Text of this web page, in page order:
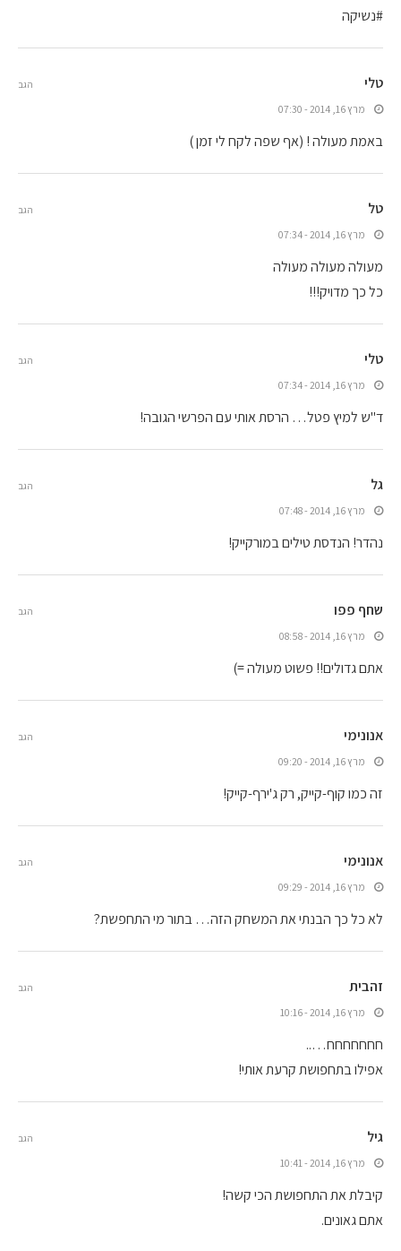
#נשיקה
טלי
מרץ 16, 2014 - 07:30
באמת מעולה ! (אף שפה לקח לי זמן )
הגב
טל
מרץ 16, 2014 - 07:34
מעולה מעולה מעולה
כל כך מדויק!!!
הגב
טלי
מרץ 16, 2014 - 07:34
ד"ש למיץ פטל… הרסת אותי עם הפרשי הגובה!
הגב
גל
מרץ 16, 2014 - 07:48
נהדר! הנדסת טילים במורקייק!
הגב
שחף פפו
מרץ 16, 2014 - 08:58
אתם גדולים!! פשוט מעולה =)
הגב
אנונימי
מרץ 16, 2014 - 09:20
זה כמו קוף-קייק, רק ג'ירף-קייק!
הגב
אנונימי
מרץ 16, 2014 - 09:29
לא כל כך הבנתי את המשחק הזה… בתור מי התחפשת?
הגב
זהבית
מרץ 16, 2014 - 10:16
חחחחחחח…..
אפילו בתחפושת קרעת אותי!
הגב
גיל
מרץ 16, 2014 - 10:41
קיבלת את התחפושת הכי קשה!
אתם גאונים.
הגב